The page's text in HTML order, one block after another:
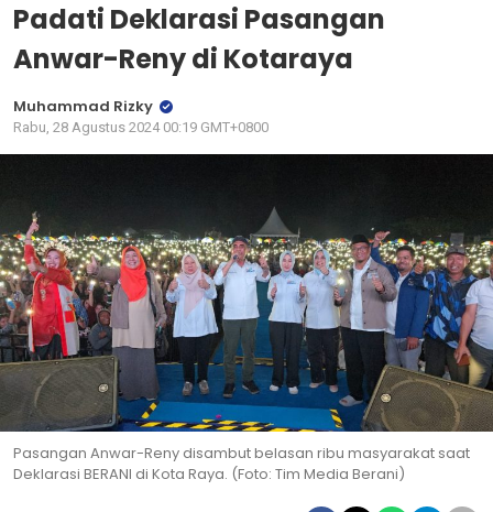
Padati Deklarasi Pasangan
Anwar-Reny di Kotaraya
Muhammad Rizky
Rabu, 28 Agustus 2024 00:19 GMT+0800
Pasangan Anwar-Reny disambut belasan ribu masyarakat saat
Deklarasi BERANI di Kota Raya. (Foto: Tim Media Berani)